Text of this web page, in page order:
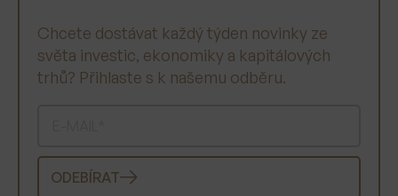
Chcete dostávat každý týden novinky ze
světa investic, ekonomiky a kapitálových
trhů? Přihlaste s k našemu odběru.
ODEBÍRAT